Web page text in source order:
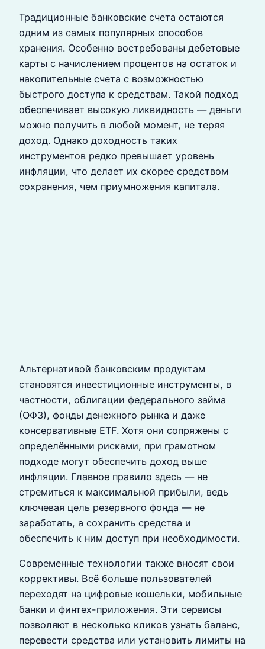
Традиционные банковские счета остаются
одним из самых популярных способов
хранения. Особенно востребованы дебетовые
карты с начислением процентов на остаток и
накопительные счета с возможностью
быстрого доступа к средствам. Такой подход
обеспечивает высокую ликвидность — деньги
можно получить в любой момент, не теряя
доход. Однако доходность таких
инструментов редко превышает уровень
инфляции, что делает их скорее средством
сохранения, чем приумножения капитала.
Альтернативой банковским продуктам
становятся инвестиционные инструменты, в
частности, облигации федерального займа
(ОФЗ), фонды денежного рынка и даже
консервативные ETF. Хотя они сопряжены с
определёнными рисками, при грамотном
подходе могут обеспечить доход выше
инфляции. Главное правило здесь — не
стремиться к максимальной прибыли, ведь
ключевая цель резервного фонда — не
заработать, а сохранить средства и
обеспечить к ним доступ при необходимости.
Современные технологии также вносят свои
коррективы. Всё больше пользователей
переходят на цифровые кошельки, мобильные
банки и финтех-приложения. Эти сервисы
позволяют в несколько кликов узнать баланс,
перевести средства или установить лимиты на